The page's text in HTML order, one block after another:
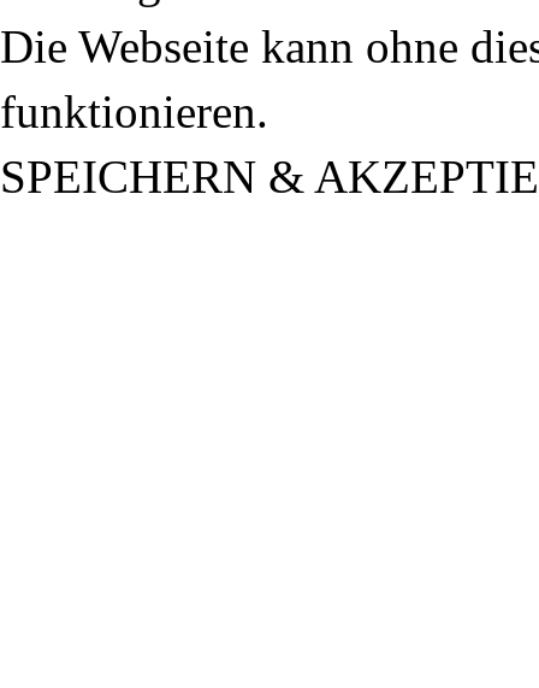
Die Webseite kann ohne
funktionieren.
SPEICHERN &